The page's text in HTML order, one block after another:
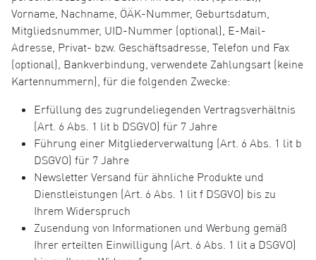
Vorname, Nachname, ÖÄK-Nummer, Geburtsdatum,
Mitgliedsnummer, UID-Nummer (optional), E-Mail-
Adresse, Privat- bzw. Geschäftsadresse, Telefon und Fax
(optional), Bankverbindung, verwendete Zahlungsart (keine
Kartennummern), für die folgenden Zwecke:
Erfüllung des zugrundeliegenden Vertragsverhältnis
(Art. 6 Abs. 1 lit b DSGVO) für 7 Jahre
Führung einer Mitgliederverwaltung (Art. 6 Abs. 1 lit b
DSGVO) für 7 Jahre
Newsletter Versand für ähnliche Produkte und
Dienstleistungen (Art. 6 Abs. 1 lit f DSGVO) bis zu
Ihrem Widerspruch
Zusendung von Informationen und Werbung gemäß
Ihrer erteilten Einwilligung (Art. 6 Abs. 1 lit a DSGVO)